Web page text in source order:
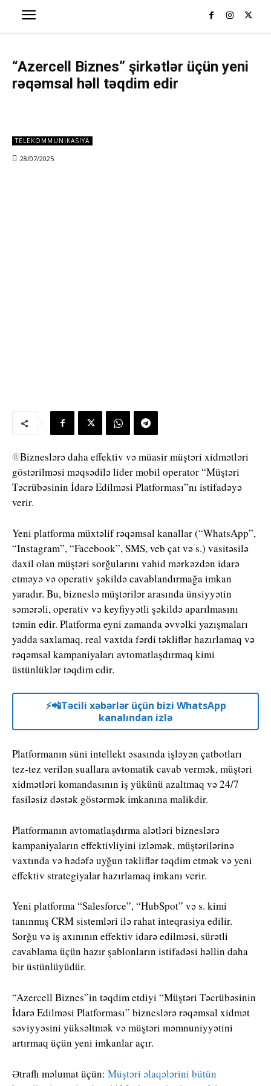
“Azercell Biznes” şirkətlər üçün yeni
rəqəmsal həll təqdim edir
TELEKOMMUNIKASIYA
28/07/2025
®Bizneslərədaha effektiv və müasir müştəri xidmətləri
göstərilməsi məqsədilə lider mobil operator “Müştəri
Təcrübəsinin İdarə Edilməsi Platforması”nı istifadəyə
verir.
Yeni platforma müxtəlif rəqəmsal kanallar (“WhatsApp”,
“Instagram”, “Facebook”, SMS, veb çat və s.) vasitəsilə
daxil olan müştəri sorğularını vahid mərkəzdən idarə
etməyə və operativ şəkildə cavablandırmağa imkan
yaradır. Bu, bizneslə müştərilər arasında ünsiyyətin
səmərəli, operativ və keyfiyyətli şəkildə aparılmasını
təmin edir. Platforma eyni zamanda əvvəlki yazışmaları
yadda saxlamaq, real vaxtda fərdi təkliflər hazırlamaq və
rəqəmsal kampaniyaları avtomatlaşdırmaq kimi
üstünlüklər təqdim edir.
⚡️📲Təcili xəbərlər üçün bizi WhatsApp
kanalından izlə
Platformanın süni intellekt əsasında işləyən çatbotları
tez-tez verilən suallara avtomatik cavab vermək, müştəri
xidmətləri komandasının iş yükünü azaltmaq və 24/7
fasiləsiz dəstək göstərmək imkanına malikdir.
Platformanın avtomatlaşdırma alətləri bizneslərə
kampaniyaların effektivliyini izləmək, müştərilərinə
vaxtında və hədəfə uyğun təkliflər təqdim etmək və yeni
effektiv strategiyalar hazırlamaq imkanı verir.
Yeni platforma “Salesforce”, “HubSpot” və s. kimi
tanınmış CRM sistemləri ilə rahat inteqrasiya edilir.
Sorğu və iş axınının effektiv idarə edilməsi, sürətli
cavablama üçün hazır şablonların istifadəsi həllin daha
bir üstünlüyüdür.
“Azercell Biznes”in təqdim etdiyi “Müştəri Təcrübəsinin
İdarə Edilməsi Platforması” bizneslərə rəqəmsal xidmət
səviyyəsini yüksəltmək və müştəri məmnuniyyətini
artırmaq üçün yeni imkanlar açır.
Ətraflı məlumat üçün: Müştəri əlaqələrini bütün